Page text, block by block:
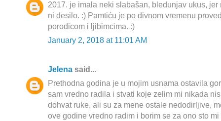
2017. je imala neki slabašan, bledunjav ukus,
ni desilo. :) Pamtiću je po divnom vremenu
porodicom i ljibimcima. :)
January 2, 2018 at 11:01 AM
Jelena said...
Prethodna godina je u mojim usnama ostavila
sam vredno radila i stvati koje zelim mi nikada
dohvat ruke, ali su za mene ostale nedodirljive,
ove godine vredno radim i borim se za ono sto